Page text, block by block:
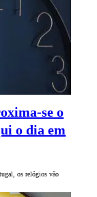
se o
o dia em
os relógios vão